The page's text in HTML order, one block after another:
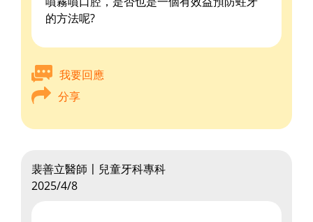
的方法呢?
我要回應
分享
裴善立醫師〡兒童牙科專科
2025/4/8